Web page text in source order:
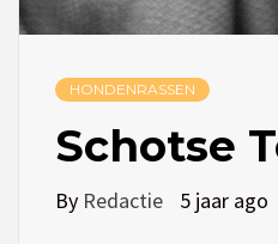
HONDENRASSEN
Schotse
By Redactie 5 jaar ago